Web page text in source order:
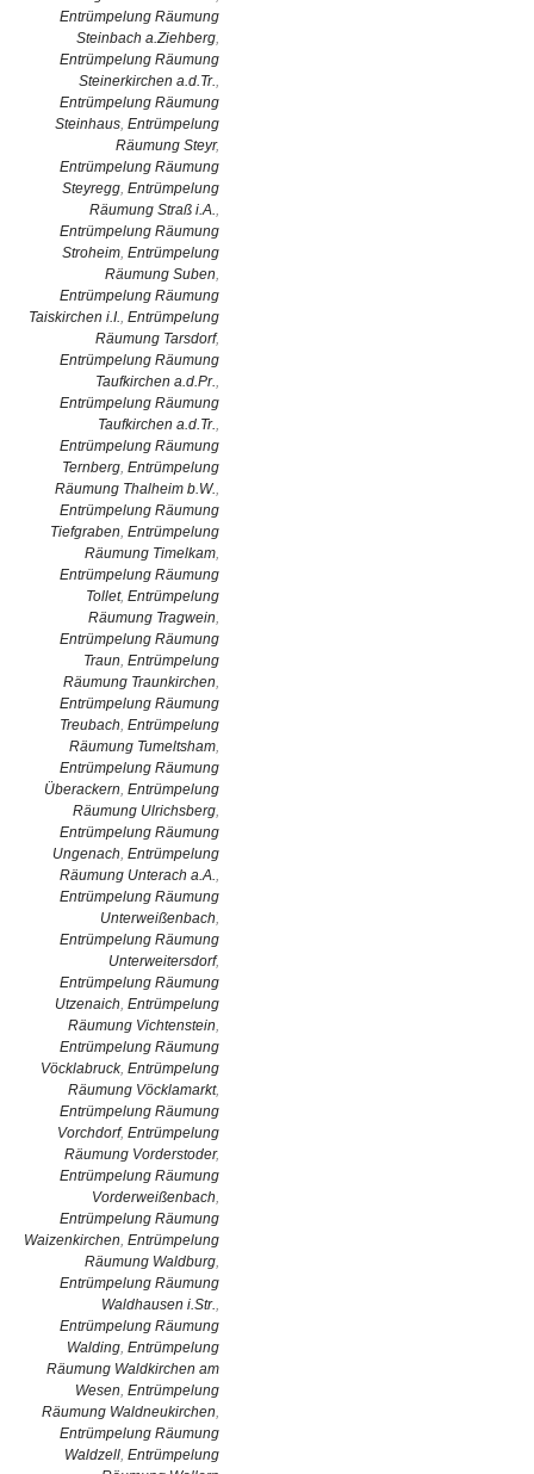
Entrümpelung Räumung
Steinbach a.Ziehberg,
Entrümpelung Räumung
Steinerkirchen a.d.Tr.,
Entrümpelung Räumung
Steinhaus, Entrümpelung
Räumung Steyr,
Entrümpelung Räumung
Steyregg, Entrümpelung
Räumung Straß i.A.,
Entrümpelung Räumung
Stroheim, Entrümpelung
Räumung Suben,
Entrümpelung Räumung
Taiskirchen i.I., Entrümpelung
Räumung Tarsdorf,
Entrümpelung Räumung
Taufkirchen a.d.Pr.,
Entrümpelung Räumung
Taufkirchen a.d.Tr.,
Entrümpelung Räumung
Ternberg, Entrümpelung
Räumung Thalheim b.W.,
Entrümpelung Räumung
Tiefgraben, Entrümpelung
Räumung Timelkam,
Entrümpelung Räumung
Tollet, Entrümpelung
Räumung Tragwein,
Entrümpelung Räumung
Traun, Entrümpelung
Räumung Traunkirchen,
Entrümpelung Räumung
Treubach, Entrümpelung
Räumung Tumeltsham,
Entrümpelung Räumung
Überackern, Entrümpelung
Räumung Ulrichsberg,
Entrümpelung Räumung
Ungenach, Entrümpelung
Räumung Unterach a.A.,
Entrümpelung Räumung
Unterweißenbach,
Entrümpelung Räumung
Unterweitersdorf,
Entrümpelung Räumung
Utzenaich, Entrümpelung
Räumung Vichtenstein,
Entrümpelung Räumung
Vöcklabruck, Entrümpelung
Räumung Vöcklamarkt,
Entrümpelung Räumung
Vorchdorf, Entrümpelung
Räumung Vorderstoder,
Entrümpelung Räumung
Vorderweißenbach,
Entrümpelung Räumung
Waizenkirchen, Entrümpelung
Räumung Waldburg,
Entrümpelung Räumung
Waldhausen i.Str.,
Entrümpelung Räumung
Walding, Entrümpelung
Räumung Waldkirchen am
Wesen, Entrümpelung
Räumung Waldneukirchen,
Entrümpelung Räumung
Waldzell, Entrümpelung